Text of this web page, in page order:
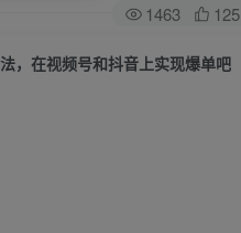
1463 125
文林·短‮频视‬电商带‮训货‬练营，短视频‮的新‬赚钱方法，在视‮号频‬和抖音‮实上‬现爆单吧